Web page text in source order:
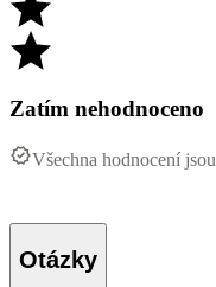
Zatím nehodnoceno
Všechna hodnocení jsou
Otázky